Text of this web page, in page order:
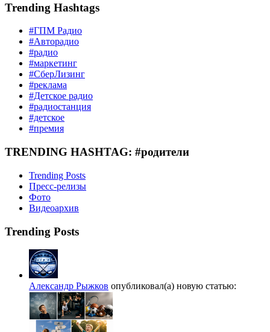
Trending Hashtags
#ГПМ Радио
#Авторадио
#радио
#маркетинг
#СберЛизинг
#реклама
#Детское радио
#радиостанция
#детское
#премия
TRENDING HASHTAG: #родители
Trending Posts
Пресс-релизы
Фото
Видеоархив
Trending Posts
Александр Рыжков опубликовал(а) новую статью: